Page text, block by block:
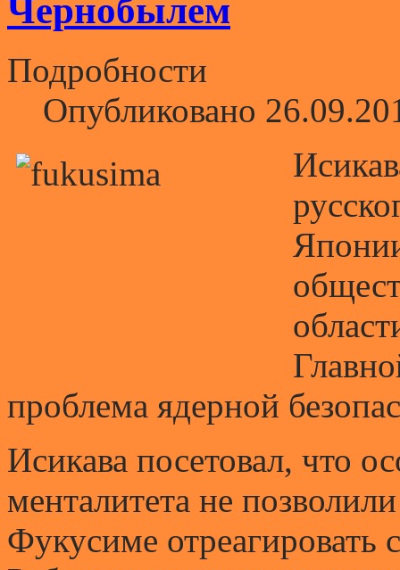
Чернобылем
Подробности
Опубликовано
проблема ядерной
Исикава посетовал, что
менталитета не
Фукусиме отреагировать